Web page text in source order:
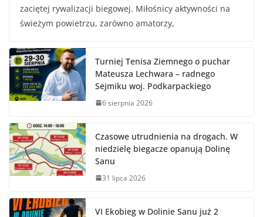
zaciętej rywalizacji biegowej. Miłośnicy aktywności na
świeżym powietrzu, zarówno amatorzy,
Turniej Tenisa Ziemnego o puchar
Mateusza Lechwara – radnego
Sejmiku woj. Podkarpackiego
6 sierpnia 2026
Czasowe utrudnienia na drogach. W
niedzielę biegacze opanują Dolinę
Sanu
31 lipca 2026
VI Ekobieg w Dolinie Sanu już 2